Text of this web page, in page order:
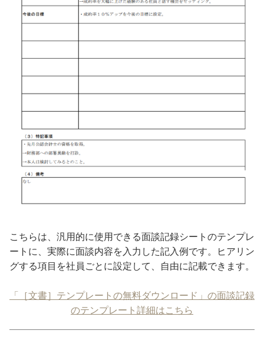
こちらは、汎用的に使用できる面談記録シートのテンプレ
ートに、実際に面談内容を入力した記入例です。ヒアリン
グする項目を社員ごとに設定して、自由に記載できます。
「［文書］テンプレートの無料ダウンロード」の面談記録
のテンプレート詳細はこちら